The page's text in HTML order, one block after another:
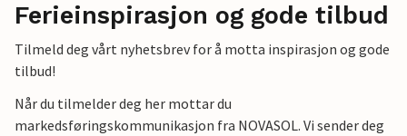
Ferieinspirasjon og gode tilbud
Tilmeld deg vårt nyhetsbrev for å motta inspirasjon og gode
tilbud!
Når du tilmelder deg her mottar du
markedsføringskommunikasjon fra NOVASOL. Vi sender deg